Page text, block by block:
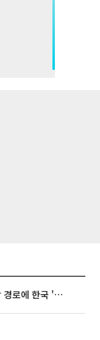
태풍 '돌핀' 이어 '찬홈' 등장…예상 경로에 한국 '한숨'